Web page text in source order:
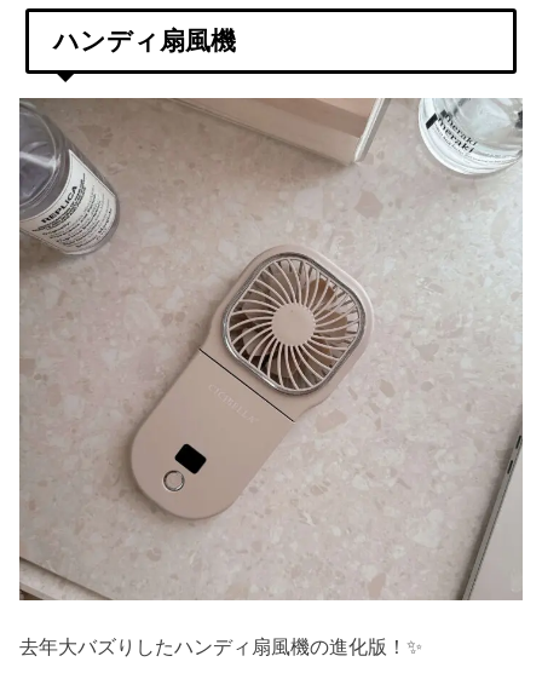
ハンディ扇風機
去年大バズりしたハンディ扇風機の進化版！✨